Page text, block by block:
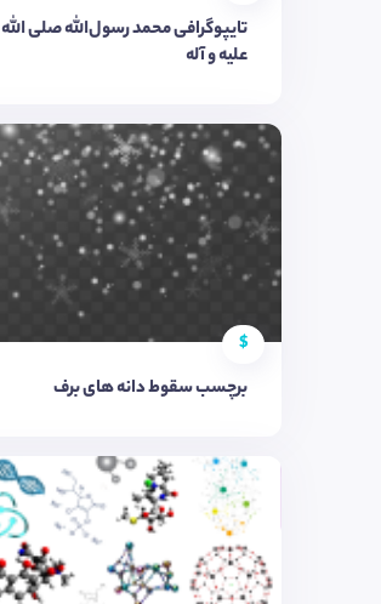
تایپوگرافی محمد رسول‌الله صلی الله
علیه و آله
$
برچسب سقوط دانه های برف